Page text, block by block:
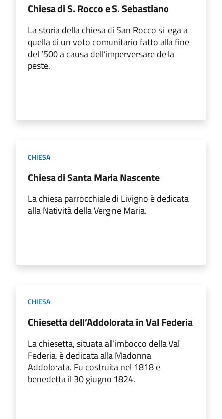
Chiesa di S. Rocco e S. Sebastiano
La storia della chiesa di San Rocco si lega a
quella di un voto comunitario fatto alla fine
del ‘500 a causa dell’imperversare della
peste.
CHIESA
Chiesa di Santa Maria Nascente
La chiesa parrocchiale di Livigno è dedicata
alla Natività della Vergine Maria.
CHIESA
Chiesetta dell’Addolorata in Val Federia
La chiesetta, situata all’imbocco della Val
Federia, è dedicata alla Madonna
Addolorata. Fu costruita nel 1818 e
benedetta il 30 giugno 1824.